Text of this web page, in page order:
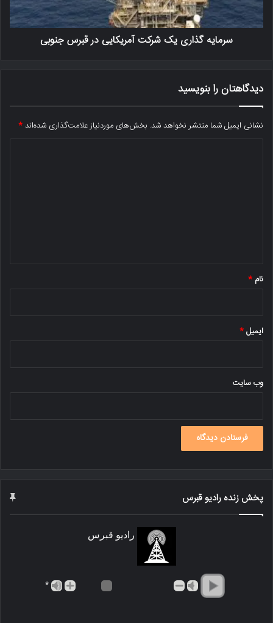
سرمایه گذاری یک شرکت آمریکایی در قبرس جنوبی
دیدگاهتان را بنویسید
نشانی ایمیل شما منتشر نخواهد شد. بخش‌های موردنیاز علامت‌گذاری شده‌اند*
نام *
ایمیل*
وب‌ سایت
پخش زنده رادیو قبرس
رادیو قبرس
*